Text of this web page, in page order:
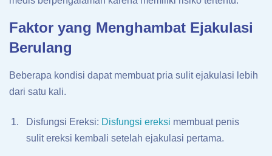
Faktor yang Menghambat Ejakulasi
Berulang
Beberapa kondisi dapat membuat pria sulit ejakulasi lebih
dari satu kali.
Disfungsi Ereksi: Disfungsi ereksi membuat penis
sulit ereksi kembali setelah ejakulasi pertama.